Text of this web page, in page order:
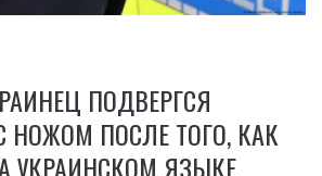
ПОДВЕРГСЯ
ПОСЛЕ ТОГО, КАК
УКРАИНСКОМ ЯЗЫКЕ